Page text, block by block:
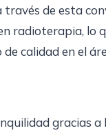
través de esta
radioterapia, lo
calidad en el
gracias a